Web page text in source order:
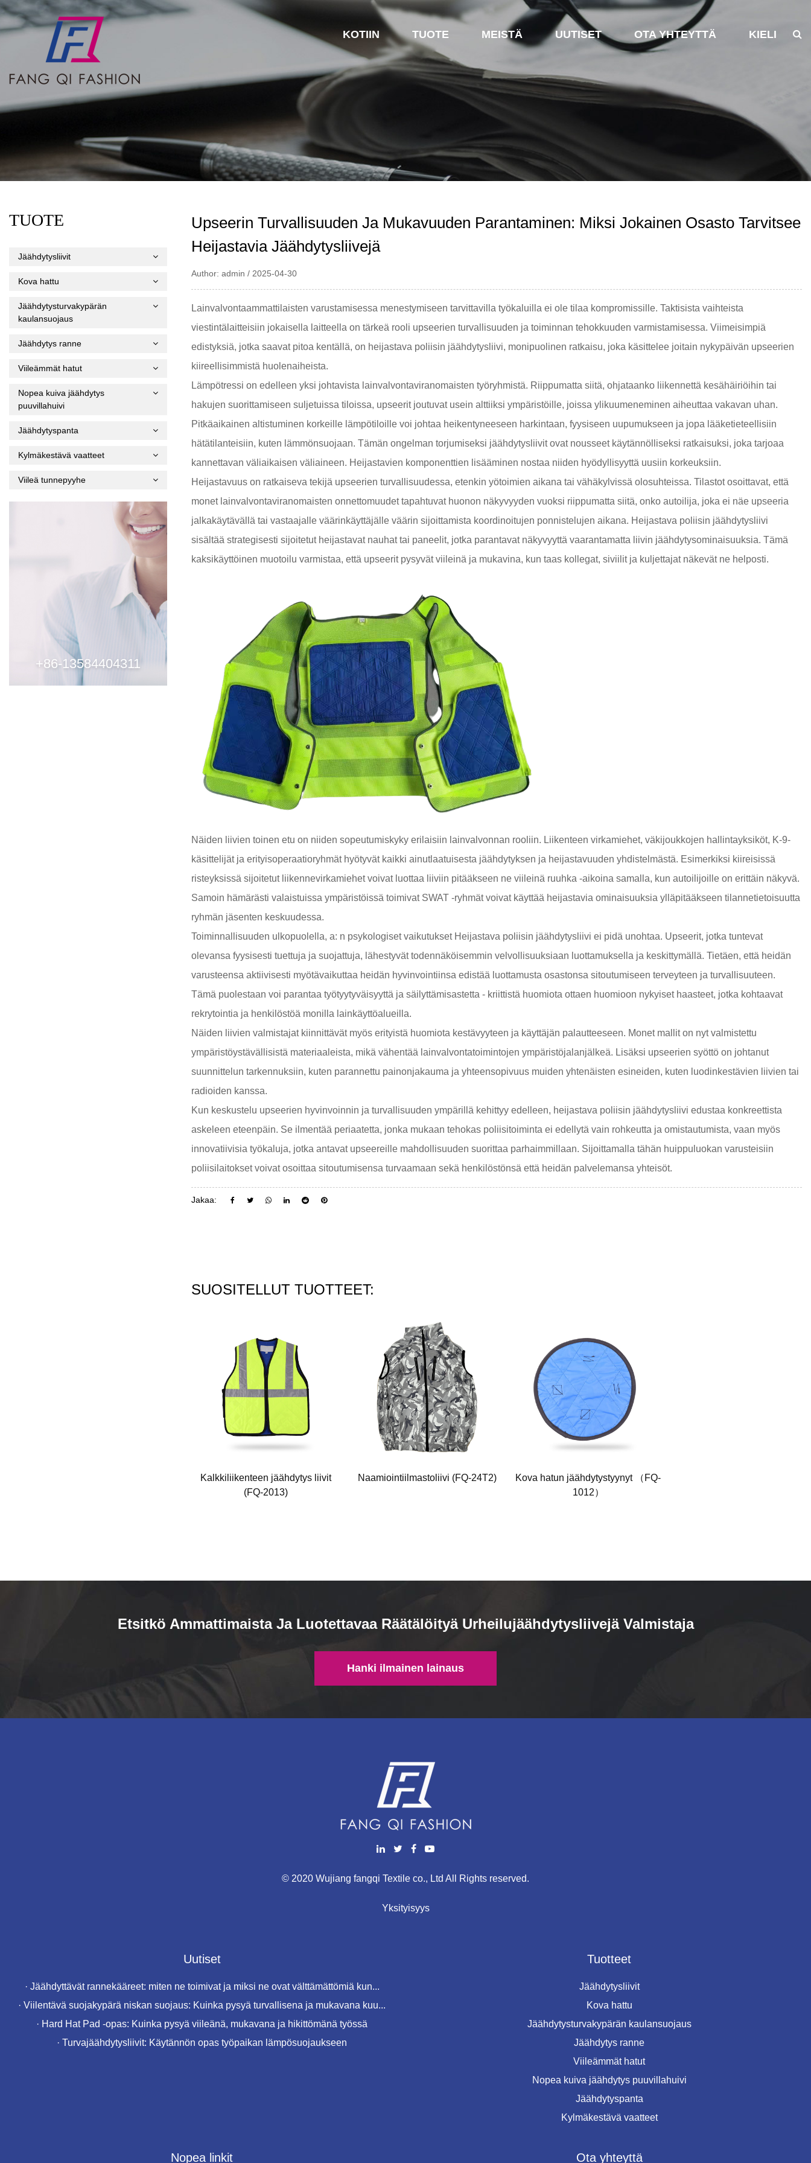
KOTIIN TUOTE MEISTÄ UUTISET OTA YHTEYTTÄ KIELI
TUOTE
Jäähdytysliivit
Kova hattu
Jäähdytysturvakypärän
kaulansuojaus
Jäähdytys ranne
Viileämmät hatut
Nopea kuiva jäähdytys
puuvillahuivi
Jäähdytyspanta
Kylmäkestävä vaatteet
Viileä tunnepyyhe
+86-13584404311
Upseerin Turvallisuuden Ja Mukavuuden Parantaminen: Miksi Jokainen Osasto Tarvitsee
Heijastavia Jäähdytysliivejä
Author: admin / 2025-04-30
Lainvalvontaammattilaisten varustamisessa menestymiseen tarvittavilla työkaluilla ei ole tilaa kompromissille. Taktisista vaihteista
viestintälaitteisiin jokaisella laitteella on tärkeä rooli upseerien turvallisuuden ja toiminnan tehokkuuden varmistamisessa. Viimeisimpiä
edistyksiä, jotka saavat pitoa kentällä, on heijastava poliisin jäähdytysliivi, monipuolinen ratkaisu, joka käsittelee joitain nykypäivän upseerien
kiireellisimmistä huolenaiheista.
Lämpötressi on edelleen yksi johtavista lainvalvontaviranomaisten työryhmistä. Riippumatta siitä, ohjataanko liikennettä kesähäiriöihin tai
hakujen suorittamiseen suljetuissa tiloissa, upseerit joutuvat usein alttiiksi ympäristöille, joissa ylikuumeneminen aiheuttaa vakavan uhan.
Pitkäaikainen altistuminen korkeille lämpötiloille voi johtaa heikentyneeseen harkintaan, fyysiseen uupumukseen ja jopa lääketieteellisiin
hätätilanteisiin, kuten lämmönsuojaan. Tämän ongelman torjumiseksi jäähdytysliivit ovat nousseet käytännölliseksi ratkaisuksi, joka tarjoaa
kannettavan väliaikaisen väliaineen. Heijastavien komponenttien lisääminen nostaa niiden hyödyllisyyttä uusiin korkeuksiin.
Heijastavuus on ratkaiseva tekijä upseerien turvallisuudessa, etenkin yötoimien aikana tai vähäkylvissä olosuhteissa. Tilastot osoittavat, että
monet lainvalvontaviranomaisten onnettomuudet tapahtuvat huonon näkyvyyden vuoksi riippumatta siitä, onko autoilija, joka ei näe upseeria
jalkakäytävällä tai vastaajalle väärinkäyttäjälle väärin sijoittamista koordinoitujen ponnistelujen aikana. Heijastava poliisin jäähdytysliivi
sisältää strategisesti sijoitetut heijastavat nauhat tai paneelit, jotka parantavat näkyvyyttä vaarantamatta liivin jäähdytysominaisuuksia. Tämä
kaksikäyttöinen muotoilu varmistaa, että upseerit pysyvät viileinä ja mukavina, kun taas kollegat, siviilit ja kuljettajat näkevät ne helposti.
Näiden liivien toinen etu on niiden sopeutumiskyky erilaisiin lainvalvonnan rooliin. Liikenteen virkamiehet, väkijoukkojen hallintayksiköt, K-9-
käsittelijät ja erityisoperaatioryhmät hyötyvät kaikki ainutlaatuisesta jäähdytyksen ja heijastavuuden yhdistelmästä. Esimerkiksi kiireisissä
risteyksissä sijoitetut liikennevirkamiehet voivat luottaa liiviin pitääkseen ne viileinä ruuhka -aikoina samalla, kun autoilijoille on erittäin näkyvä.
Samoin hämärästi valaistuissa ympäristöissä toimivat SWAT -ryhmät voivat käyttää heijastavia ominaisuuksia ylläpitääkseen tilannetietoisuutta
ryhmän jäsenten keskuudessa.
Toiminnallisuuden ulkopuolella, a: n psykologiset vaikutukset Heijastava poliisin jäähdytysliiviei pidä unohtaa. Upseerit, jotka tuntevat
olevansa fyysisesti tuettuja ja suojattuja, lähestyvät todennäköisemmin velvollisuuksiaan luottamuksella ja keskittymällä. Tietäen, että heidän
varusteensa aktiivisesti myötävaikuttaa heidän hyvinvointiinsa edistää luottamusta osastonsa sitoutumiseen terveyteen ja turvallisuuteen.
Tämä puolestaan ​​voi parantaa työtyytyväisyyttä ja säilyttämisastetta - kriittistä huomiota ottaen huomioon nykyiset haasteet, jotka kohtaavat
rekrytointia ja henkilöstöä monilla lainkäyttöalueilla.
Näiden liivien valmistajat kiinnittävät myös erityistä huomiota kestävyyteen ja käyttäjän palautteeseen. Monet mallit on nyt valmistettu
ympäristöystävällisistä materiaaleista, mikä vähentää lainvalvontatoimintojen ympäristöjalanjälkeä. Lisäksi upseerien syöttö on johtanut
suunnittelun tarkennuksiin, kuten parannettu painonjakauma ja yhteensopivuus muiden yhtenäisten esineiden, kuten luodinkestävien liivien tai
radioiden kanssa.
Kun keskustelu upseerien hyvinvoinnin ja turvallisuuden ympärillä kehittyy edelleen, heijastava poliisin jäähdytysliivi edustaa konkreettista
askeleen eteenpäin. Se ilmentää periaatetta, jonka mukaan tehokas poliisitoiminta ei edellytä vain rohkeutta ja omistautumista, vaan myös
innovatiivisia työkaluja, jotka antavat upseereille mahdollisuuden suorittaa parhaimmillaan. Sijoittamalla tähän huippuluokan varusteisiin
poliisilaitokset voivat osoittaa sitoutumisensa turvaamaan sekä henkilöstönsä että heidän palvelemansa yhteisöt.
Jakaa:
SUOSITELLUT TUOTTEET:
Kalkkiliikenteen jäähdytys liivit
(FQ-2013)
Naamiointiilmastoliivi (FQ-24T2)
Kova hatun jäähdytystyynyt （FQ-
1012）
Etsitkö Ammattimaista Ja Luotettavaa Räätälöityä Urheilujäähdytysliivejä Valmistaja
Hanki ilmainen lainaus
© 2020 Wujiang fangqi Textile co., Ltd All Rights reserved.
Yksityisyys
Uutiset
· Jäähdyttävät rannekääreet: miten ne toimivat ja miksi ne ovat välttämättömiä kun...
· Viilentävä suojakypärä niskan suojaus: Kuinka pysyä turvallisena ja mukavana kuu...
· Hard Hat Pad -opas: Kuinka pysyä viileänä, mukavana ja hikittömänä työssä
· Turvajäähdytysliivit: Käytännön opas työpaikan lämpösuojaukseen
Tuotteet
Jäähdytysliivit
Kova hattu
Jäähdytysturvakypärän kaulansuojaus
Jäähdytys ranne
Viileämmät hatut
Nopea kuiva jäähdytys puuvillahuivi
Jäähdytyspanta
Kylmäkestävä vaatteet
Nopea linkit Ota yhteyttä